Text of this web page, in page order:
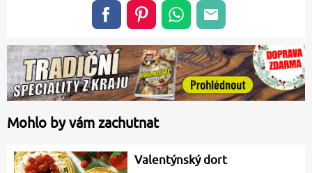
Mohlo by vám zachutnat
Valentýnský dort